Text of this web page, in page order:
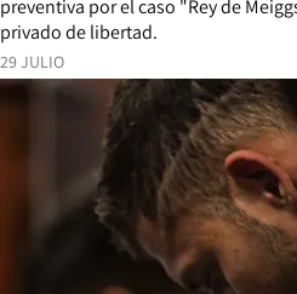
29 JULIO
preventiva por el caso "Rey de
privado de libertad.